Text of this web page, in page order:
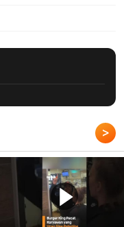
>